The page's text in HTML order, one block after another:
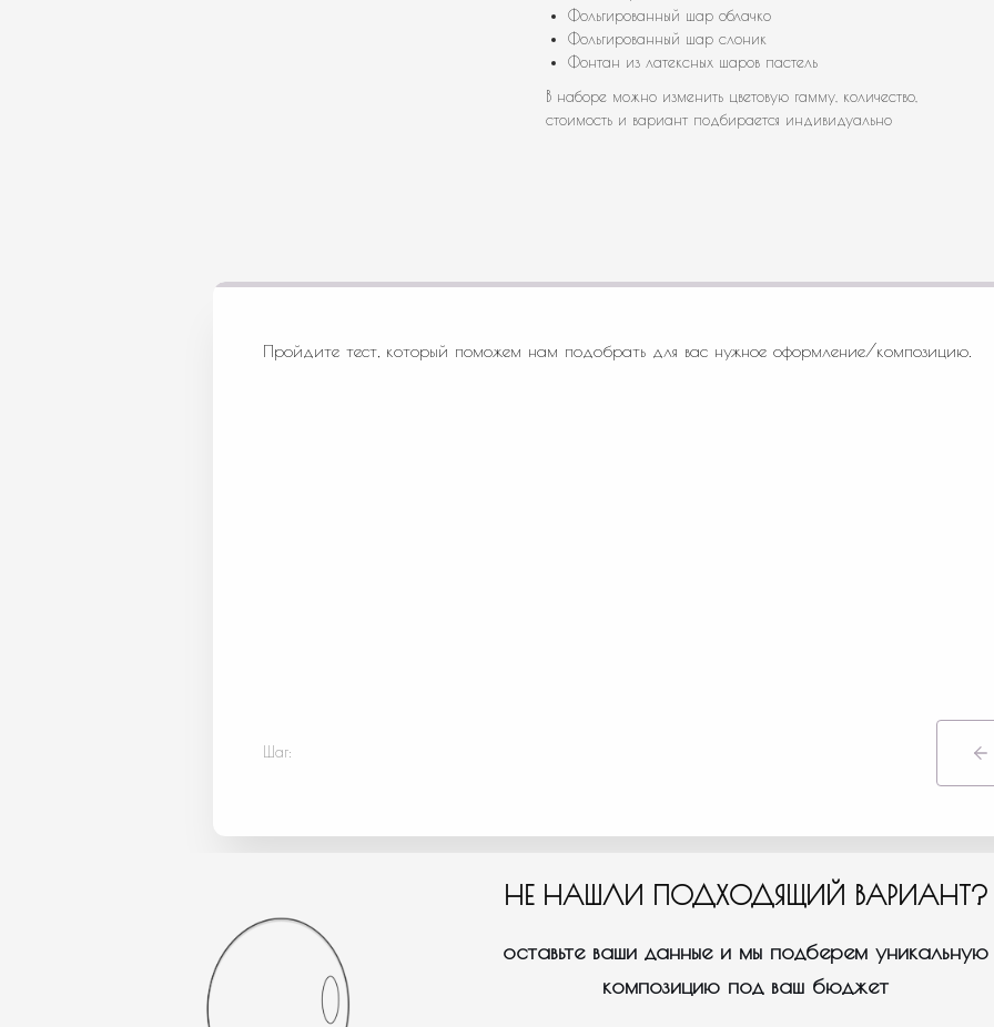
Фольгированный шар облачко
Фольгированный шар слоник
Фонтан из латексных шаров пастель
В наборе можно изменить цветовую гамму, количество,
стоимость и вариант подбирается индивидуально
Пройдите тест, который поможем нам подобрать для вас нужное оформление/композицию.
Шаг:
НЕ НАШЛИ ПОДХОДЯЩИЙ ВАРИАНТ?
оставьте ваши данные и мы подберем уникальную
композицию под ваш бюджет